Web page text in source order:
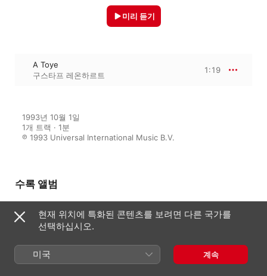
미리 듣기
A Toye
구스타프 레온하르트
1:19
1993년 10월 1일
1개 트랙 · 1분
℗ 1993 Universal International Music B.V.
수록 앨범
Fantasias, Pavans & Galliards
구스타프 레온하르트
현재 위치에 특화된 콘텐츠를 보려면 다른 국가를
선택하십시오.
미국 계속